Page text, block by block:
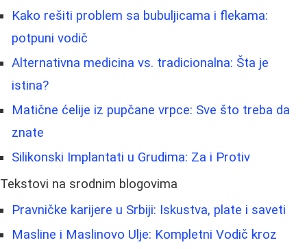
Kako rešiti problem sa bubuljicama i flekama:
potpuni vodič
Alternativna medicina vs. tradicionalna: Šta je
istina?
Matične ćelije iz pupčane vrpce: Sve što treba da
znate
Silikonski Implantati u Grudima: Za i Protiv
Tekstovi na srodnim blogovima
Pravničke karijere u Srbiji: Iskustva, plate i saveti
Masline i Maslinovo Ulje: Kompletni Vodič kroz